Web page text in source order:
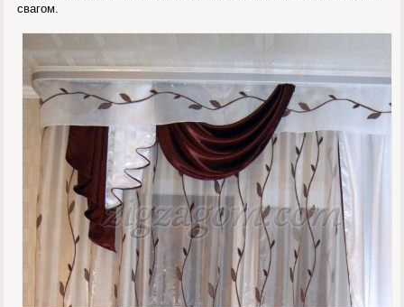
свагом.